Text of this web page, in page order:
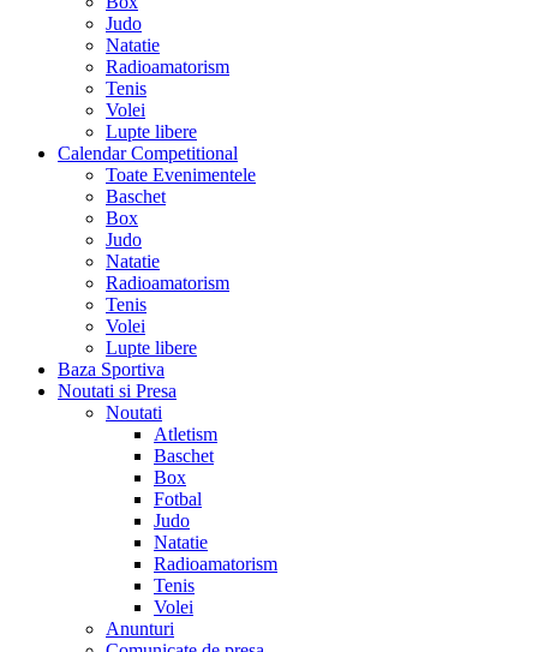
Judo
Natatie
Radioamatorism
Tenis
Volei
Lupte libere
Calendar Competitional
Toate Evenimentele
Baschet
Box
Judo
Natatie
Radioamatorism
Tenis
Volei
Lupte libere
Baza Sportiva
Noutati si Presa
Noutati
Atletism
Baschet
Box
Fotbal
Judo
Natatie
Radioamatorism
Tenis
Volei
Anunturi